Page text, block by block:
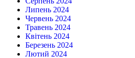
Липень 2024
Червень 2024
Травень 2024
Квітень 2024
Березень 2024
Лютий 2024